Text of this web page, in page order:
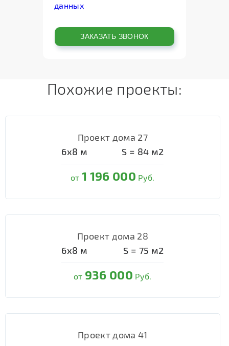
данных
Похожие проекты:
Проект дома 27
6х8 м S = 84 м2
от 1 196 000 Руб.
Проект дома 28
6х8 м S = 75 м2
от 936 000 Руб.
Проект дома 41